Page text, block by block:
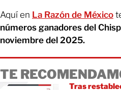
Aquí en La Razón de México
números ganadores del
noviembre del 2025.
TE
Tras